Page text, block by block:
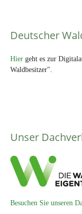
Deutscher
Hier geht es zur
Waldbesitzer".
Unser
Besuchen Sie unseren